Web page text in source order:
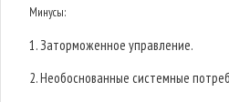
Минусы:
1. Заторможенное управление.
2. Необоснованные системные